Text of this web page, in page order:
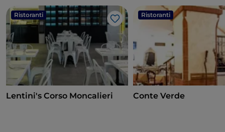
Ristoranti
Like
Lentini's Corso Moncalieri
Ristoranti
Conte Verde